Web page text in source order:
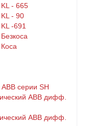
- 665
- 90
-691
серии SH
ABB дифф.
АВВ дифф.